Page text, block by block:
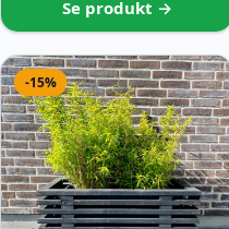
Se produkt →
-15%